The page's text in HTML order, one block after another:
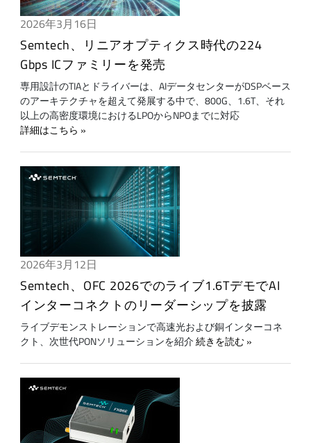
2026年3月16日
Semtech、リニアオプティクス時代の224
Gbps ICファミリーを発売
専用設計のTIAとドライバーは、AIデータセンターがDSPベース
のアーキテクチャを超えて発展する中で、800G、1.6T、それ
以上の高密度環境におけるLPOからNPOまでに対応
詳細はこちら
2026年3月12日
Semtech、OFC 2026でのライブ1.6TデモでAI
インターコネクトのリーダーシップを披露
ライブデモンストレーションで高速光および銅インターコネ
クト、次世代PONソリューションを紹介続きを読む